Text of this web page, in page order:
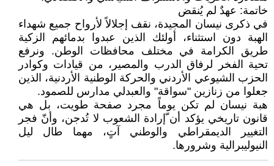
خاتمة: عهدٌ لم يُنقض
في ذكرى نيسان المجيدة، نقف إجلالاً لأرواح جميع شهداء
الهبة دون استثناء، أولئك الذين عبدوا بدمائهم الزكية
طريق الكرامة في مختلف محافظات الوطن. ونرفع
تحية الفخر لرفاق الدرب والمصير، من قيادات وكوادر
الحزب الشيوعي الأردني والحركة الوطنية الأردنية، الذين
جعلوا من زنازين "سواقة" والعبدلي مدارس للصمود.
هبة نيسان لم تكن يوماً مجرد صفحة طويت، بل هي
قانون تاريخي يؤكد أن ّإرادة الشعوب لا تُدجن، وأنّ فجر
التغيير الديمقراطي والوطني آتٍ، مهما طال ليل
النيوليبرالية وشرورها.